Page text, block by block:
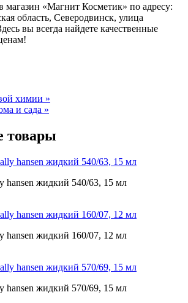
магазин «Магнит Косметик» по адресу:
область, Северодвинск, улица
вы всегда найдете качественные
химии »
и сада »
товары
hansen жидкий 540/63, 15 мл
hansen жидкий 160/07, 12 мл
hansen жидкий 570/69, 15 мл